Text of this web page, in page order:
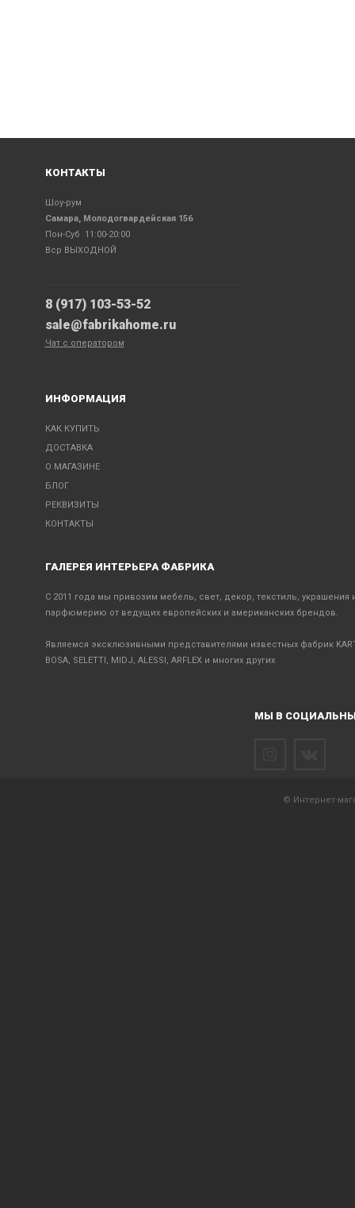
КОНТАКТЫ
Шоу-рум
Самара, Молодогвардейская 156
Пон-Суб 11:00-20:00
Вср ВЫХОДНОЙ
8 (917) 103-53-52
sale@fabrikahome.ru
Чат с оператором
ИНФОРМАЦИЯ
КАК КУПИТЬ
ДОСТАВКА
О МАГАЗИНЕ
БЛОГ
РЕКВИЗИТЫ
КОНТАКТЫ
ГАЛЕРЕЯ ИНТЕРЬЕРА ФАБРИКА
С 2011 года мы привозим мебель, свет, декор, текстиль, украшения
парфюмерию от ведущих европейских и американских брендов.
Являемся эксклюзивными представителями известных фабрик
BOSA, SELETTI, MIDJ, ALESSI, ARFLEX и многих других
МЫ В
© Интернет-